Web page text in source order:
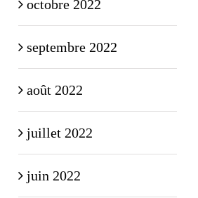
octobre 2022
septembre 2022
août 2022
juillet 2022
juin 2022